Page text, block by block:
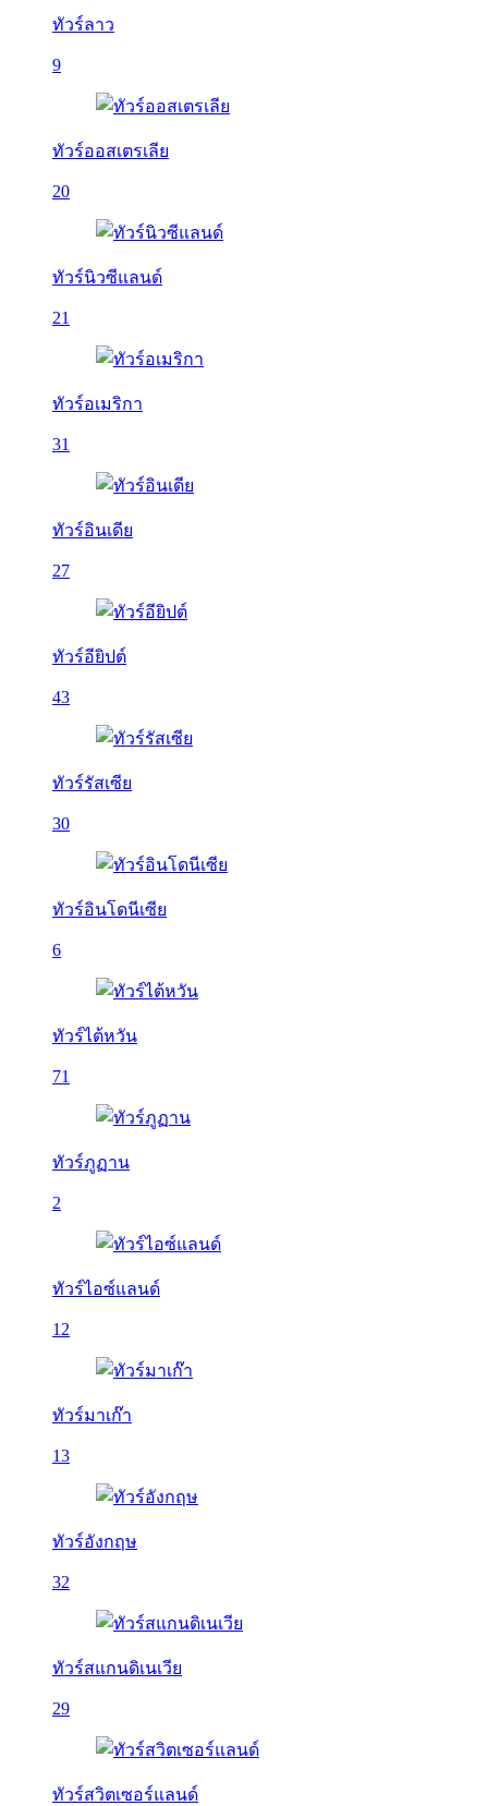
ทัวร์ลาว
9
ทัวร์ออสเตรเลีย
20
ทัวร์นิวซีแลนด์
21
ทัวร์อเมริกา
31
ทัวร์อินเดีย
27
ทัวร์อียิปต์
43
ทัวร์รัสเซีย
30
ทัวร์อินโดนีเซีย
6
ทัวร์ไต้หวัน
71
ทัวร์ภูฏาน
2
ทัวร์ไอซ์แลนด์
12
ทัวร์มาเก๊า
13
ทัวร์อังกฤษ
32
ทัวร์สแกนดิเนเวีย
29
ทัวร์สวิตเซอร์แลนด์